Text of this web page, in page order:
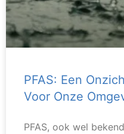
PFAS: Een
Voor Onze
PFAS, ook wel